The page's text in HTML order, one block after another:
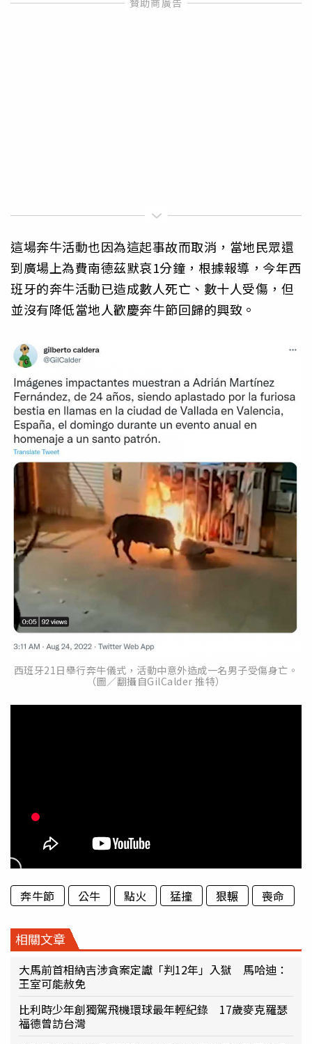
這場奔牛活動也因為這起事故而取消，當地民眾還
到廣場上為費南德茲默哀1分鐘，根據報導，今年西
班牙的奔牛活動已造成數人死亡、數十人受傷，但
並沒有降低當地人歡慶奔牛節回歸的興致。
西班牙21日舉行奔牛儀式，活動中意外造成一名男子受傷身亡。
（圖／翻攝自GilCalder 推特）
奔牛節 公牛 點火 猛撞 狠輾 喪命
相關文章
大馬前首相納吉涉貪案定讞「判12年」入獄 馬哈迪：
王室可能赦免
比利時少年創獨駕飛機環球最年輕紀錄 17歲麥克羅瑟
福德曾訪台灣